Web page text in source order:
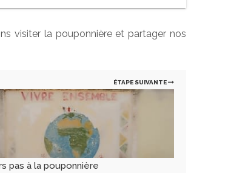
visiter la pouponnière et partager nos
ÉTAPE SUIVANTE
pas à la pouponnière